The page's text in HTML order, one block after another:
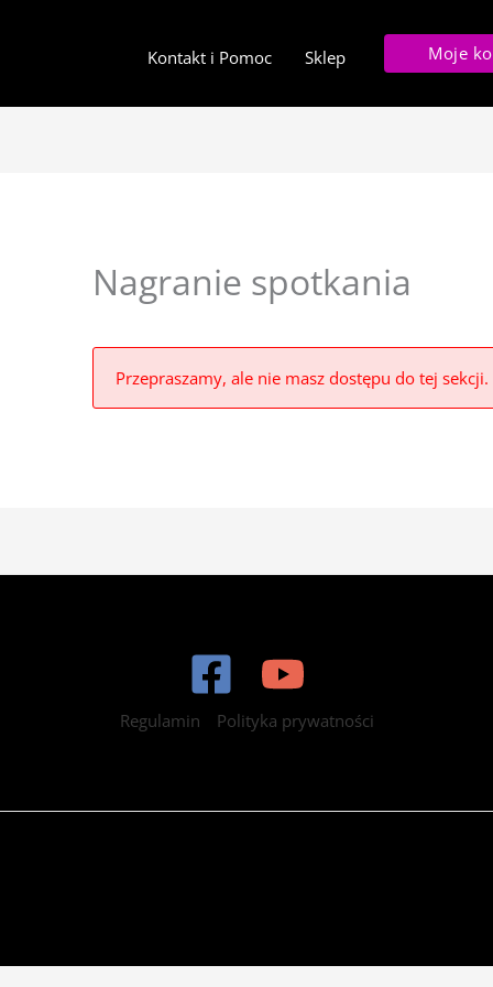
Kontakt i Pomoc Sklep Moje
Nagranie spotkania
Przepraszamy, ale nie masz dostępu do tej sekcji.
Regulamin Polityka prywatności